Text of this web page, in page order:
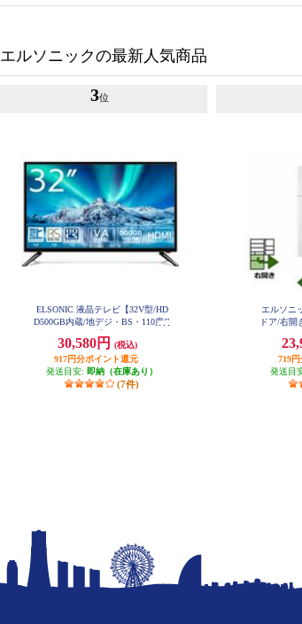
エルソニックの最新人気商品
3位
ELSONIC 液晶テレビ【32V型/HD
D500GB内蔵/地デジ・BS・110度C
30,580円
(税込)
917円分ポイント還元
発送目安: 即納（在庫あり）
(7件)
エルソニ
ドア/右開
719
発送目